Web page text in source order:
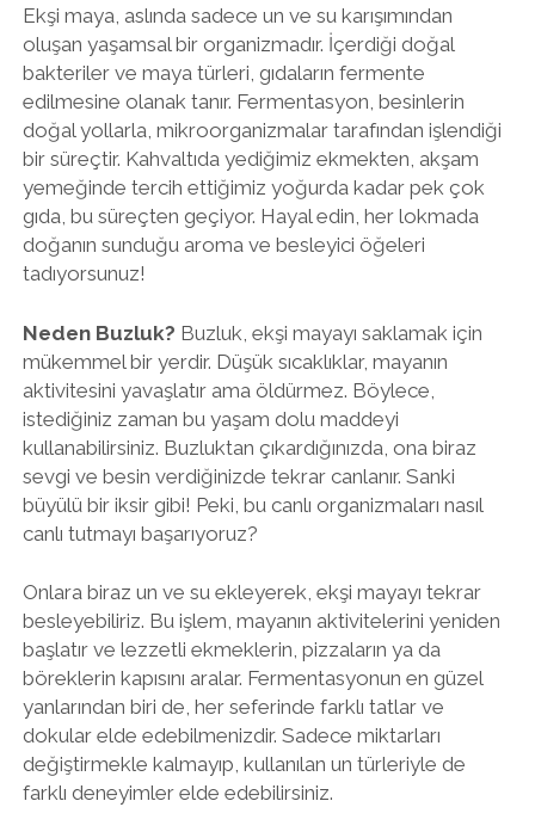
Ekşi maya, aslında sadece un ve su karışımından
oluşan yaşamsal bir organizmadır. İçerdiği doğal
bakteriler ve maya türleri, gıdaların fermente
edilmesine olanak tanır. Fermentasyon, besinlerin
doğal yollarla, mikroorganizmalar tarafından işlendiği
bir süreçtir. Kahvaltıda yediğimiz ekmekten, akşam
yemeğinde tercih ettiğimiz yoğurda kadar pek çok
gıda, bu süreçten geçiyor. Hayal edin, her lokmada
doğanın sunduğu aroma ve besleyici öğeleri
tadıyorsunuz!
Neden Buzluk? Buzluk, ekşi mayayı saklamak için
mükemmel bir yerdir. Düşük sıcaklıklar, mayanın
aktivitesini yavaşlatır ama öldürmez. Böylece,
istediğiniz zaman bu yaşam dolu maddeyi
kullanabilirsiniz. Buzluktan çıkardığınızda, ona biraz
sevgi ve besin verdiğinizde tekrar canlanır. Sanki
büyülü bir iksir gibi! Peki, bu canlı organizmaları nasıl
canlı tutmayı başarıyoruz?
Onlara biraz un ve su ekleyerek, ekşi mayayı tekrar
besleyebiliriz. Bu işlem, mayanın aktivitelerini yeniden
başlatır ve lezzetli ekmeklerin, pizzaların ya da
böreklerin kapısını aralar. Fermentasyonun en güzel
yanlarından biri de, her seferinde farklı tatlar ve
dokular elde edebilmenizdir. Sadece miktarları
değiştirmekle kalmayıp, kullanılan un türleriyle de
farklı deneyimler elde edebilirsiniz.